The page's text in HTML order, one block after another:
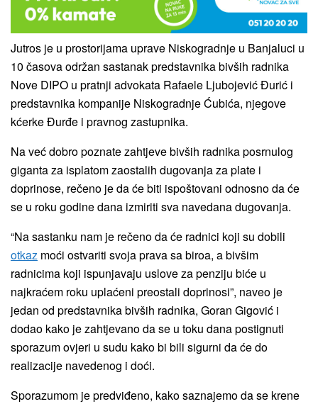
Jutros je u prostorijama uprave Niskogradnje u Banjaluci u
10 časova održan sastanak predstavnika bivših radnika
Nove DIPO u pratnji advokata Rafaele Ljubojević Đurić i
predstavnika kompanije Niskogradnje Ćubića, njegove
kćerke Đurđe i pravnog zastupnika.
Na već dobro poznate zahtjeve bivših radnika posrnulog
giganta za isplatom zaostalih dugovanja za plate i
doprinose, rečeno je da će biti ispoštovani odnosno da će
se u roku godine dana izmiriti sva navedana dugovanja.
“Na sastanku nam je rečeno da će radnici koji su dobili
otkaz moći ostvariti svoja prava sa biroa, a bivšim
radnicima koji ispunjavaju uslove za penziju biće u
najkraćem roku uplaćeni preostali doprinosi”, naveo je
jedan od predstavnika bivših radnika, Goran Gigović i
dodao kako je zahtjevano da se u toku dana postignuti
sporazum ovjeri u sudu kako bi bili sigurni da će do
realizacije navedenog i doći.
Sporazumom je predviđeno, kako saznajemo da se krene